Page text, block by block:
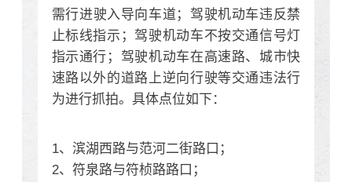
需行进驶入 导向车道；驾驶机动车违反禁
止标线指示；驾驶机动车不按交通信号灯
指示通行；驾驶机动车在高速路、城市快
速路以外的道路上逆向行驶等交通违法行
为进行抓拍。具体点位如下：
1、滨湖西路与范河二街路口；
2、符泉路与符桢路路口；